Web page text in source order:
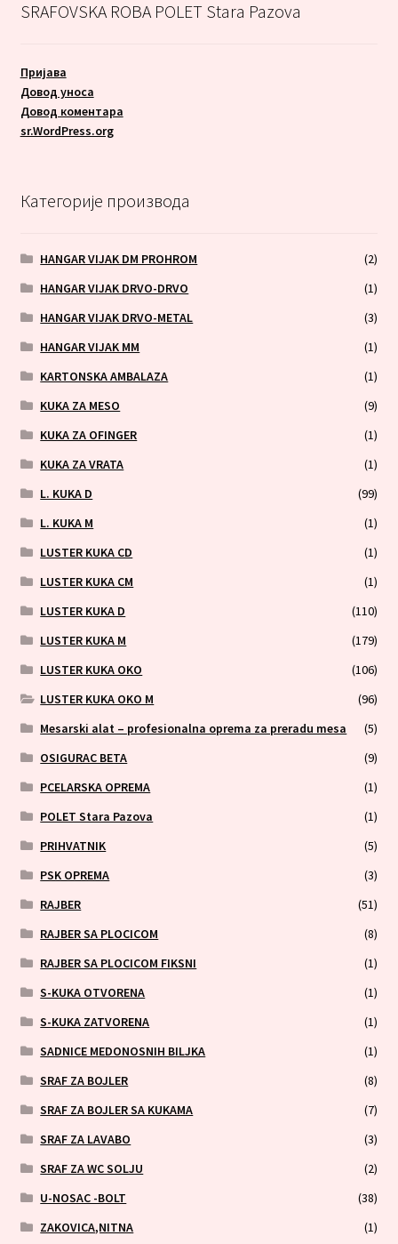
SRAFOVSKA ROBA POLET Stara Pazova
Пријава
Довод уноса
Довод коментара
sr.WordPress.org
Категорије производа
HANGAR VIJAK DM PROHROM
(2)
HANGAR VIJAK DRVO-DRVO
(1)
HANGAR VIJAK DRVO-METAL
(3)
HANGAR VIJAK MM
(1)
KARTONSKA AMBALAZA
(1)
KUKA ZA MESO
(9)
KUKA ZA OFINGER
(1)
KUKA ZA VRATA
(1)
L. KUKA D
(99)
L. KUKA M
(1)
LUSTER KUKA CD
(1)
LUSTER KUKA CM
(1)
LUSTER KUKA D
(110)
LUSTER KUKA M
(179)
LUSTER KUKA OKO
(106)
LUSTER KUKA OKO M
(96)
Mesarski alat – profesionalna oprema za preradu mesa
(5)
OSIGURAC BETA
(9)
PCELARSKA OPREMA
(1)
POLET Stara Pazova
(1)
PRIHVATNIK
(5)
PSK OPREMA
(3)
RAJBER
(51)
RAJBER SA PLOCICOM
(8)
RAJBER SA PLOCICOM FIKSNI
(1)
S-KUKA OTVORENA
(1)
S-KUKA ZATVORENA
(1)
SADNICE MEDONOSNIH BILJKA
(1)
SRAF ZA BOJLER
(8)
SRAF ZA BOJLER SA KUKAMA
(7)
SRAF ZA LAVABO
(3)
SRAF ZA WC SOLJU
(2)
U-NOSAC -BOLT
(38)
ZAKOVICA,NITNA
(1)